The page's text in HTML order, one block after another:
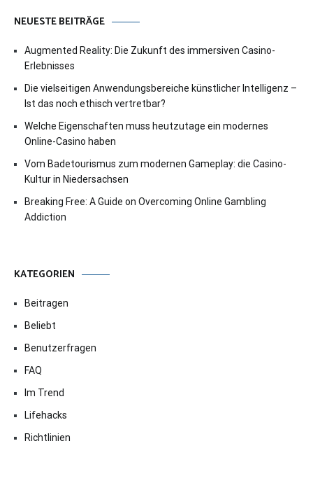
NEUESTE BEITRÄGE
Augmented Reality: Die Zukunft des immersiven Casino-
Erlebnisses
Die vielseitigen Anwendungsbereiche künstlicher Intelligenz –
Ist das noch ethisch vertretbar?
Welche Eigenschaften muss heutzutage ein modernes
Online-Casino haben
Vom Badetourismus zum modernen Gameplay: die Casino-
Kultur in Niedersachsen
Breaking Free: A Guide on Overcoming Online Gambling
Addiction
KATEGORIEN
Beitragen
Beliebt
Benutzerfragen
FAQ
Im Trend
Lifehacks
Richtlinien